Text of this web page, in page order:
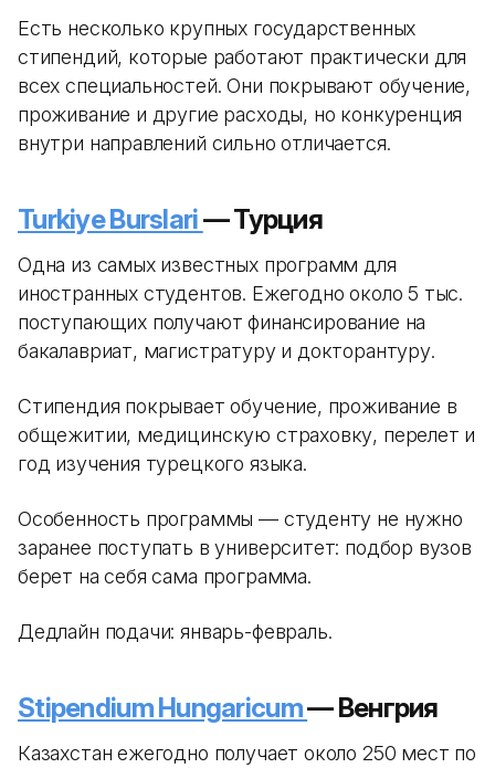
Есть несколько крупных государственных
стипендий, которые работают практически для
всех специальностей. Они покрывают обучение,
проживание и другие расходы, но конкуренция
внутри направлений сильно отличается.
Turkiye Burslari— Турция
Одна из самых известных программ для
иностранных студентов. Ежегодно около 5 тыс.
поступающих получают финансирование на
бакалавриат, магистратуру и докторантуру.
Стипендия покрывает обучение, проживание в
общежитии, медицинскую страховку, перелет и
год изучения турецкого языка.
Особенность программы — студенту не нужно
заранее поступать в университет: подбор вузов
берет на себя сама программа.
Дедлайн подачи: январь-февраль.
Stipendium Hungaricum— Венгрия
Казахстан ежегодно получает около 250 мест по